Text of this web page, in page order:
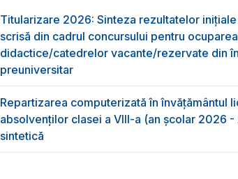
Titularizare 2026: Sinteza rezultatelor
scrisă din cadrul concursului pentru
didactice/catedrelor vacante/rezervate din
preuniversitar
Repartizarea computerizată în învăţământul
absolvenţilor clasei a VIII-a (an școlar 2026
sintetică